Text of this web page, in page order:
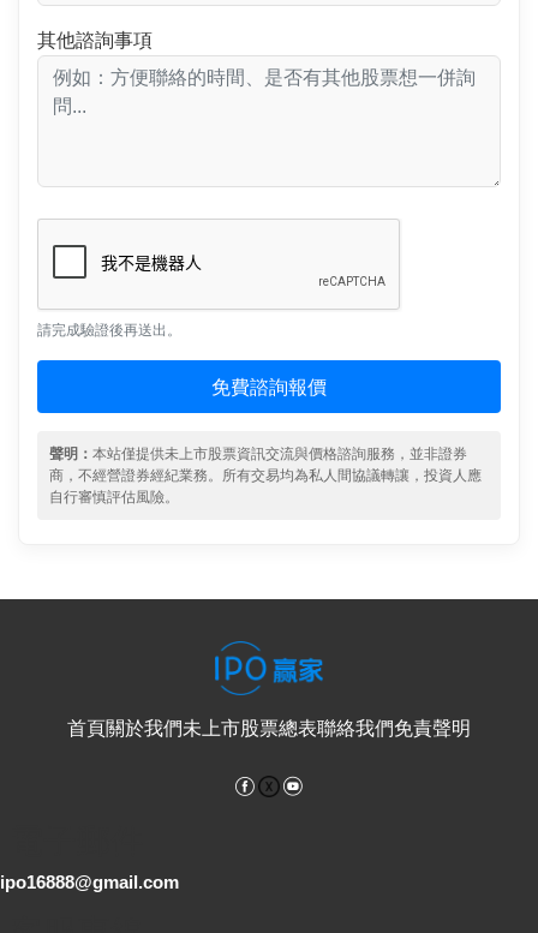
其他諮詢事項
請完成驗證後再送出。
免費諮詢報價
聲明： 本站僅提供未上市股票資訊交流與價格諮詢服務，並非證券
商，不經營證券經紀業務。所有交易均為私人間協議轉讓，投資人應
自行審慎評估風險。
首頁關於我們未上市股票總表聯絡我們免責聲明
Facebook
ipo16888@gmail.com